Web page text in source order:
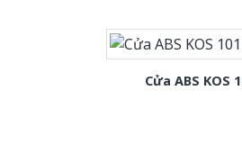
Cửa ABS KOS